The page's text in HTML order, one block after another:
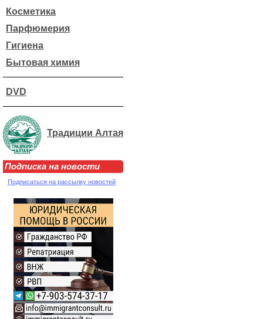
Косметика
Парфюмерия
Гигиена
Бытовая химия
DVD
Традиции Алтая
Подписка на новости
Подписаться на рассылку новостей